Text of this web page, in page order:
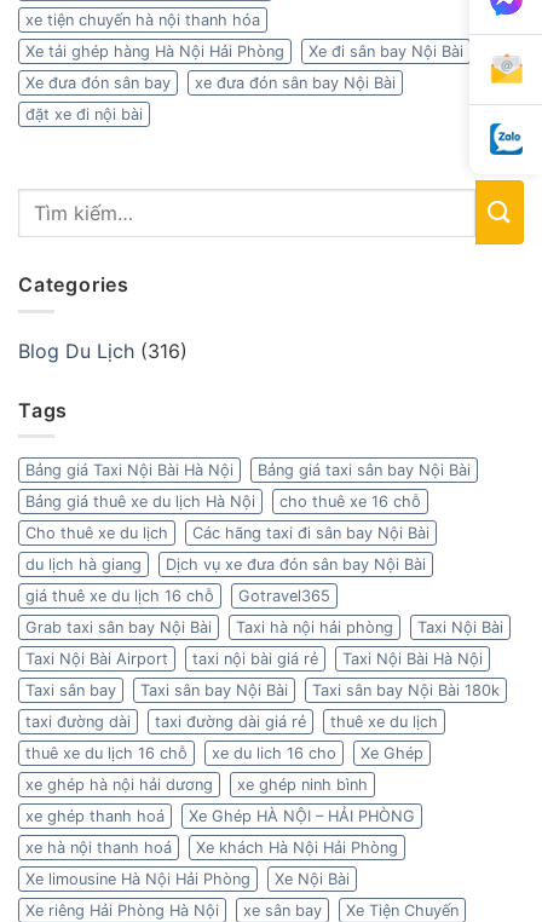
xe tiện chuyến hà nội thanh hóa
Xe tải ghép hàng Hà Nội Hải Phòng
Xe đi sân bay Nội Bài
Xe đưa đón sân bay
xe đưa đón sân bay Nội Bài
đặt xe đi nội bài
Categories
Blog Du Lịch (316)
Tags
Bảng giá Taxi Nội Bài Hà Nội
Bảng giá taxi sân bay Nội Bài
Bảng giá thuê xe du lịch Hà Nội
cho thuê xe 16 chỗ
Cho thuê xe du lịch
Các hãng taxi đi sân bay Nội Bài
du lịch hà giang
Dịch vụ xe đưa đón sân bay Nội Bài
giá thuê xe du lịch 16 chỗ
Gotravel365
Grab taxi sân bay Nội Bài
Taxi hà nội hải phòng
Taxi Nội Bài
Taxi Nội Bài Airport
taxi nội bài giá rẻ
Taxi Nội Bài Hà Nội
Taxi sân bay
Taxi sân bay Nội Bài
Taxi sân bay Nội Bài 180k
taxi đường dài
taxi đường dài giá rẻ
thuê xe du lịch
thuê xe du lịch 16 chỗ
xe du lich 16 cho
Xe Ghép
xe ghép hà nội hải dương
xe ghép ninh bình
xe ghép thanh hoá
Xe Ghép HÀ NỘI – HẢI PHÒNG
xe hà nội thanh hoá
Xe khách Hà Nội Hải Phòng
Xe limousine Hà Nội Hải Phòng
Xe Nội Bài
Xe riêng Hải Phòng Hà Nội
xe sân bay
Xe Tiện Chuyến